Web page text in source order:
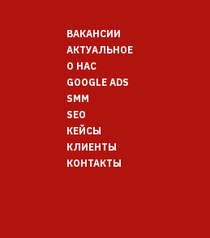
ВАКАНСИИ
АКТУАЛЬНОЕ
О НАС
GOOGLE ADS
SMM
SEO
КЕЙСЫ
КЛИЕНТЫ
КОНТАКТЫ